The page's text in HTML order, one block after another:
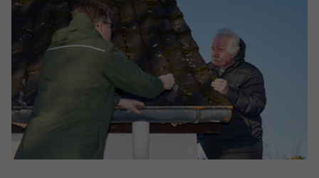
Zweck
registriert eine eindeutige ID, um
Daten darüber zu speichern, welche
Videos von YouTube der Nutzer
gesehen hat.
yt-remote-connected-devices
Youtube.com